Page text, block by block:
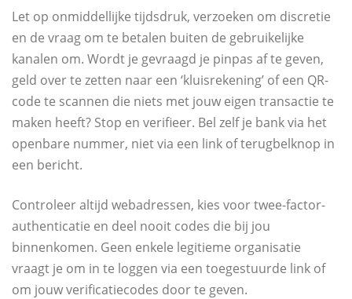
Let op onmiddellijke tijdsdruk, verzoeken om discretie
en de vraag om te betalen buiten de gebruikelijke
kanalen om. Wordt je gevraagd je pinpas af te geven,
geld over te zetten naar een ‘kluisrekening’ of een QR-
code te scannen die niets met jouw eigen transactie te
maken heeft? Stop en verifieer. Bel zelf je bank via het
openbare nummer, niet via een link of terugbelknop in
een bericht.
Controleer altijd webadressen, kies voor twee-factor-
authenticatie en deel nooit codes die bij jou
binnenkomen. Geen enkele legitieme organisatie
vraagt je om in te loggen via een toegestuurde link of
om jouw verificatiecodes door te geven.